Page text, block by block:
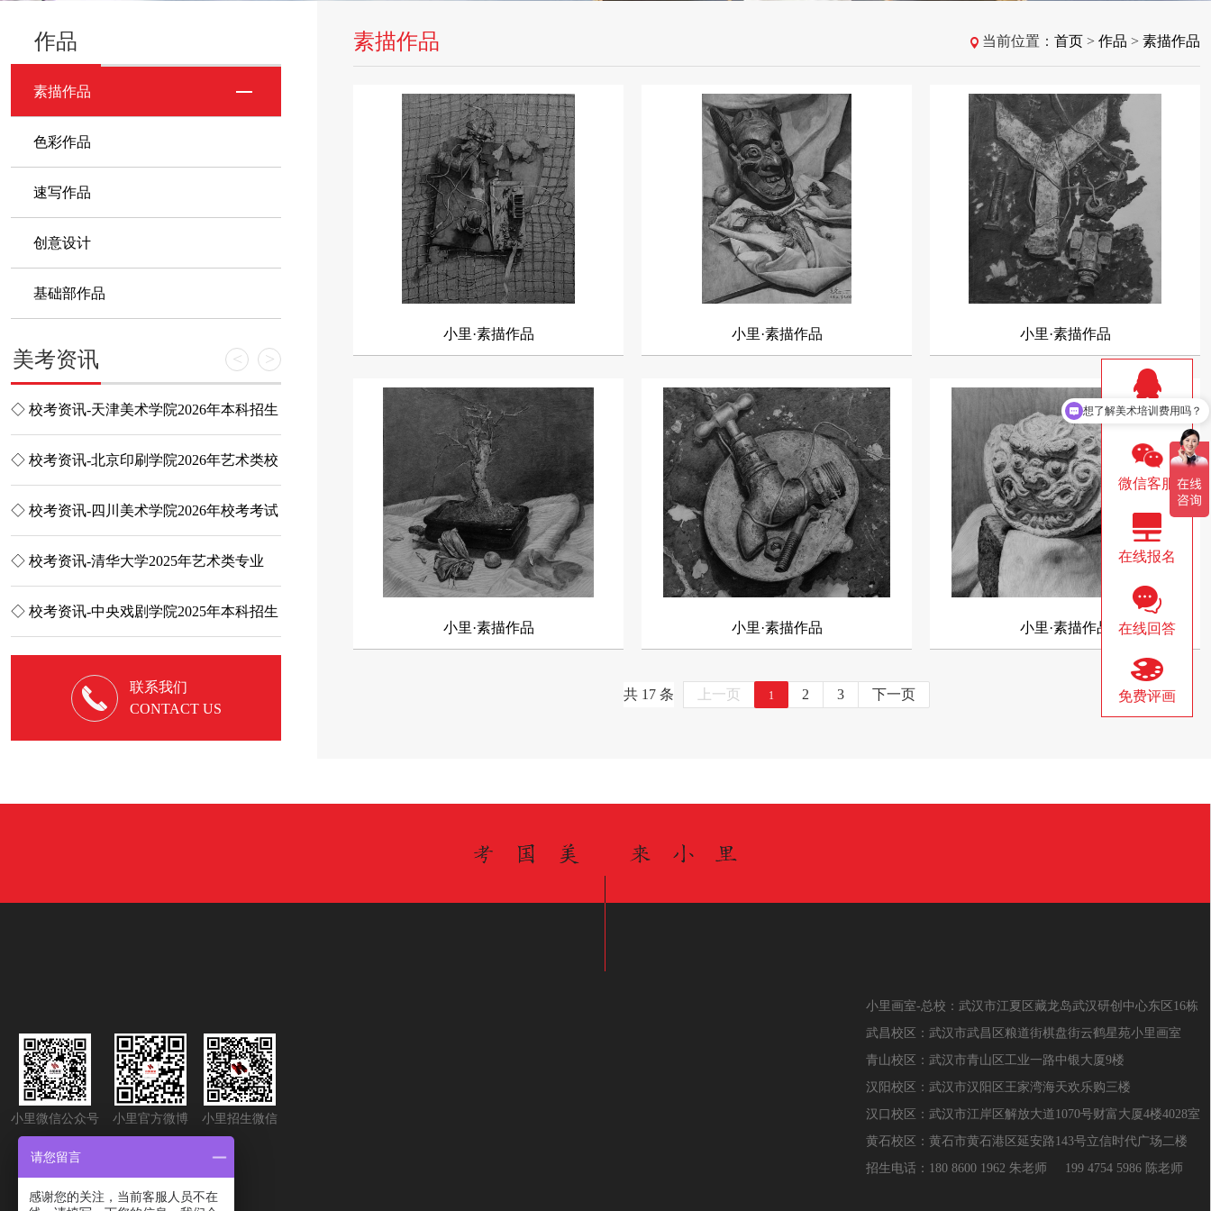
QQ咨询
微信客服
在线报名
在线回答
免费评画
作品
素描作品
色彩作品
速写作品
创意设计
基础部作品
< >
美考资讯
◇ 校考资讯-天津美术学院2026年本科招生
简章
◇ 校考资讯-北京印刷学院2026年艺术类校
考考试大纲
◇ 校考资讯-四川美术学院2026年校考考试
说明
◇ 校考资讯-清华大学2025年艺术类专业
（美术学院）本科招...
◇ 校考资讯-中央戏剧学院2025年本科招生
◇ 小里开放日 | 27届集训预报名正式开
◇ 执笔为戟，破茧成蝶| 小里画室集训校区
第二次联合模考...
◇ High翻天、解压、惊悚，万圣节狂欢
夜，让你感受不一样...
◇ 追梦征途| 2024年湖北省美术小联考：小
◇ 诗里婺源| 小里画室2025届写生作品展！
◇ 平安喜乐，小里画室与你温暖相伴!
◇ 小里画室狂欢派对：考前释放压力，轻
松迎接2024美术联...
◇ 72小时，42副作品，小里创作课堂实力
◇ 小里画室祝福2024届美术生：联考必
胜，梦想起航！
◇ 心怀皓月，致敬师恩|当教师节和中秋节
的浪漫相逢时~
◇ 小里画室教师内训 | 厉兵秣马强技能，
蓄势待发新征程
◇ 向老师致敬|小里画室祝全体教师节日快
◇ 最最最精选版
录-含超全高分卷
◇ 我存的不是优
美院的心
◇ 假如，各大艺
们会聊点啥？
◇ 高考美术生必看
分卷汇总！
◇ 梦想的美院|央
联系我们
CONTACT US
素描作品 当前位置： 首页 > 作品 > 素描作品
小里·素描作品 小里·素描作品 小里·素描作品
小里·素描作品 小里·素描作品 小里·素描作品
共 17 条 上一页 1 2 3 下一页
小里微信公众号 小里官方微博 小里招生微信
小里画室-总校：武汉市江夏区藏龙岛武汉研创中心东区16栋
武昌校区：武汉市武昌区粮道街棋盘街云鹤星苑小里画室
青山校区：武汉市青山区工业一路中银大厦9楼
汉阳校区：武汉市汉阳区王家湾海天欢乐购三楼
汉口校区：武汉市江岸区解放大道1070号财富大厦4楼4028室
黄石校区：黄石市黄石港区延安路143号立信时代广场二楼
招生电话：180 8600 1962 朱老师 199 4754 5986 陈老师
您想咨询美术集训吗？
想了解美术培训费用吗？
请您留言
感谢您的关注，当前客服人员不在